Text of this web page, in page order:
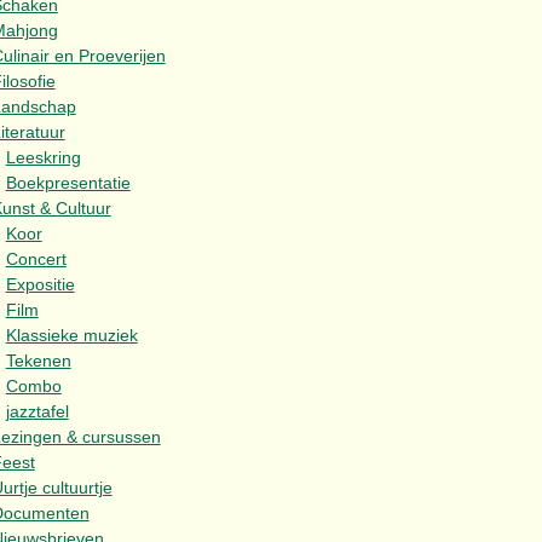
en Proeverijen
Leeskring
Boekpresentatie
& Cultuur
Koor
Concert
Expositie
Film
Klassieke muziek
Tekenen
Combo
jazztafel
& cursussen
cultuurtje